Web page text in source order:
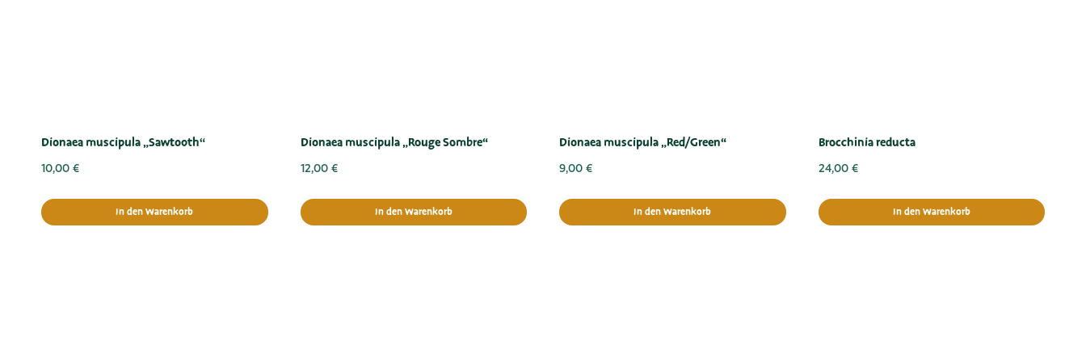
Dionaea muscipula „Sawtooth“
10,00 €
In den Warenkorb
Dionaea muscipula „Rouge Sombre“
12,00 €
In den Warenkorb
Dionaea muscipula „Red/Green“
9,00 €
In den Warenkorb
Brocchinia reducta
24,00 €
In den Warenkorb